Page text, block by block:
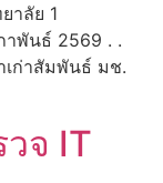
าลัย 1
าพันธ์ 2569 . .
ก่าสัมพันธ์ มช.
จ IT